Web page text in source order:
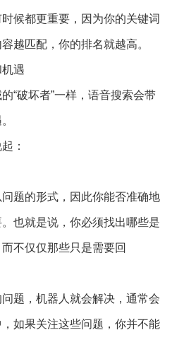
候都更重要，因为你的关键词
越匹配，你的排名就越高。
遇
“破坏者”一样，语音搜索会带
：
题的形式，因此你能否准确地
也就是说，你必须找出哪些是
不仅仅那些只是需要回
题，机器人就会解决，通常会
如果关注这些问题，你并不能